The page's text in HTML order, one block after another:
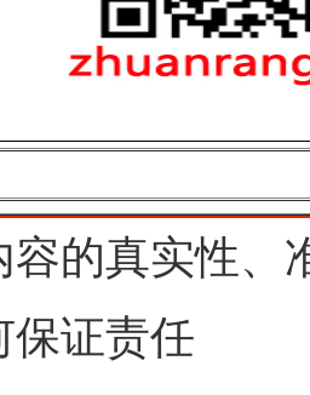
的真实性、
保证责任